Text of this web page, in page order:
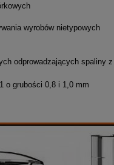
wyrobów nietypowych
odprowadzających spaliny
o grubości 0,8 i 1,0 mm